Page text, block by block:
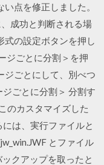
点を修正しました。
成功と判断される場
の設定ボタンを押し
ジごとに分割＞を押
ジごとにして、別べつ
ごとに分割＞ 分割す
のカスタマイズした
は、実行ファイルと
とファイル
クアップを取ったと